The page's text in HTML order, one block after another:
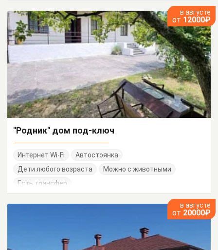
в августе
от 12000₽
"Родник" дом под-ключ
Интернет Wi-Fi
Автостоянка
Дети любого возраста
Можно с животными
Есть трансфер
в августе
от 20000₽